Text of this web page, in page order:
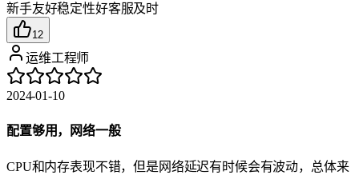
新手友好稳定性好客服及时
12
运维工程师
2024-01-10
配置够用，网络一般
CPU和内存表现不错，但是网络延迟有时候会有波动，总体来